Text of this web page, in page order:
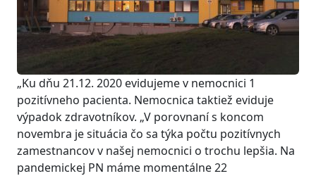
„Ku dňu 21.12. 2020 evidujeme v nemocnici 1
pozitívneho pacienta. Nemocnica taktiež eviduje
výpadok zdravotníkov. „V porovnaní s koncom
novembra je situácia čo sa týka počtu pozitívnych
zamestnancov v našej nemocnici o trochu lepšia. Na
pandemickej PN máme momentálne 22